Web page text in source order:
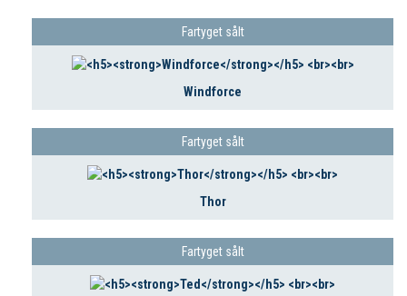
Fartyget sålt
Windforce
Fartyget sålt
Thor
Fartyget sålt